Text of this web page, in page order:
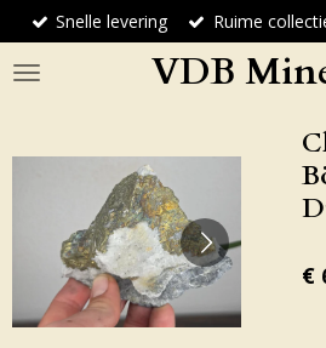
Ga
direct
naar
VDB
Snelle levering Ruime
€